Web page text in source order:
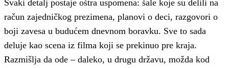
Svaki detalj postaje oštra uspomena: šale koje su delili na
račun zajedničkog prezimena, planovi o deci, razgovori o
boji zavesa u budućem dnevnom boravku. Sve to sada
deluje kao scena iz filma koji se prekinuo pre kraja.
Razmišlja da ode – daleko, u drugu državu, možda kod